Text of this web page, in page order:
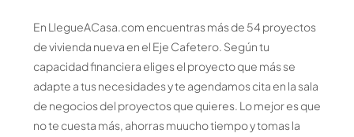
En LlegueACasa.com encuentras más de 54 proyectos
de vivienda nueva en el Eje Cafetero. Según tu
capacidad financiera eliges el proyecto que más se
adapte a tus necesidades y te agendamos cita en la sala
de negocios del proyectos que quieres. Lo mejor es que
no te cuesta más, ahorras muucho tiempo y tomas la